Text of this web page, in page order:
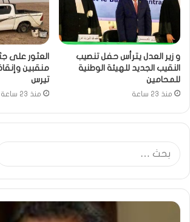
و زير العدل يترأس حفل تنصيب
النقيب الجديد للهيئة الوطنية
للمحامين
منذ 23 ساعة
العثور على
منقبين
تيرس
منذ 23 ساعة
ومضة